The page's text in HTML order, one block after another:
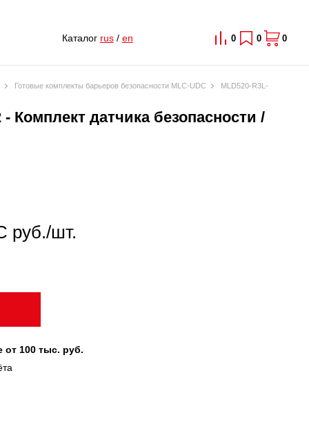
Каталог rus/ en 0 0 0
Готовые комплекты барьеров безопасности MLC-UDC MLD520-R3L-
- Комплект датчика безопасности /
руб./шт.
от 100 тыс. руб.